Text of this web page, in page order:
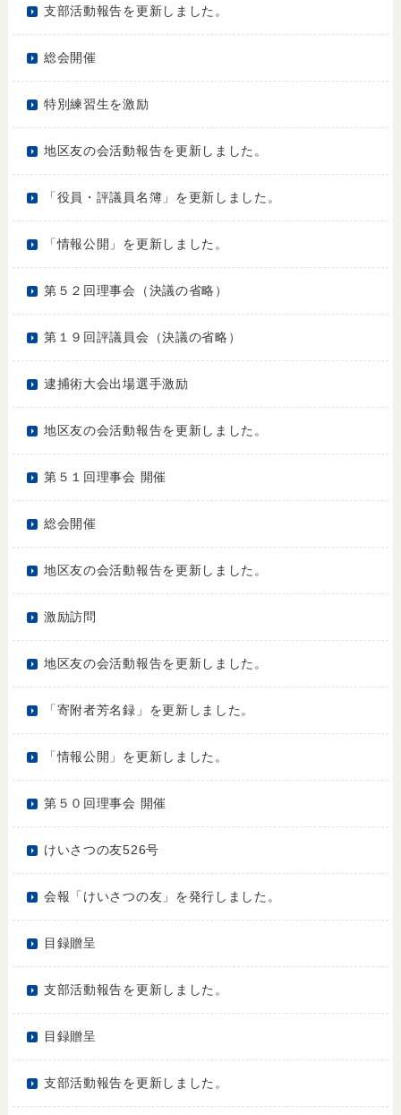
支部活動報告を更新しました。
総会開催
特別練習生を激励
地区友の会活動報告を更新しました。
「役員・評議員名簿」を更新しました。
「情報公開」を更新しました。
第５２回理事会（決議の省略）
第１９回評議員会（決議の省略）
逮捕術大会出場選手激励
地区友の会活動報告を更新しました。
第５１回理事会 開催
総会開催
地区友の会活動報告を更新しました。
激励訪問
地区友の会活動報告を更新しました。
「寄附者芳名録」を更新しました。
「情報公開」を更新しました。
第５０回理事会 開催
けいさつの友526号
会報「けいさつの友」を発行しました。
目録贈呈
支部活動報告を更新しました。
目録贈呈
支部活動報告を更新しました。